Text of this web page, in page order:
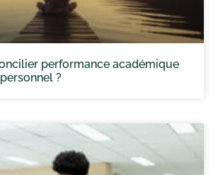
performance académique
?